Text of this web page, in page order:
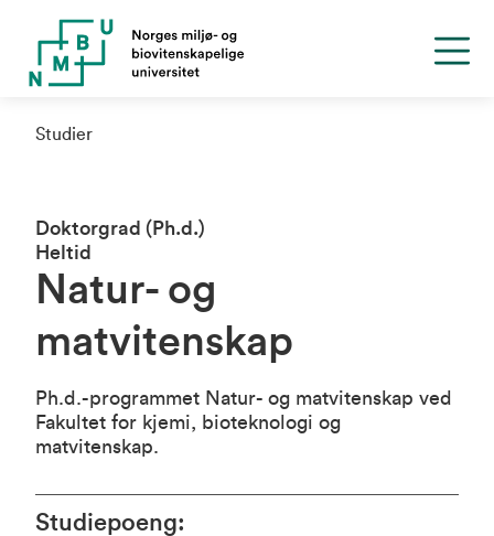
Studier
Doktorgrad (Ph.d.)
Heltid
Natur- og
matvitenskap
Ph.d.-programmet Natur- og matvitenskap ved
Fakultet for kjemi, bioteknologi og
matvitenskap.
Studiepoeng: